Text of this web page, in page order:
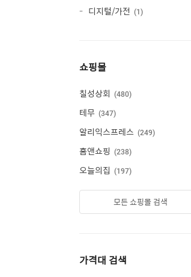
디지털/가전 1
쇼핑몰
칠성상회 480
테무 347
알리익스프레스 249
홈앤쇼핑 238
오늘의집 197
모든 쇼핑몰 검색
가격대 검색